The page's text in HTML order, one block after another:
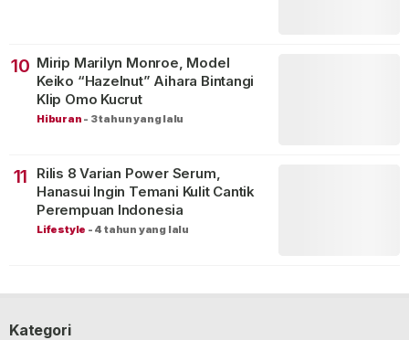
10 Mirip Marilyn Monroe, Model
Keiko “Hazelnut” Aihara Bintangi
Klip Omo Kucrut
Hiburan - 3 tahun yang lalu
11
Rilis 8 Varian Power Serum,
Hanasui Ingin Temani Kulit Cantik
Perempuan Indonesia
Lifestyle - 4 tahun yang lalu
Kategori